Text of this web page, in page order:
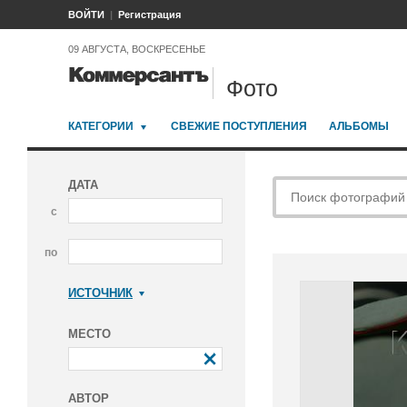
ВОЙТИ Регистрация
09 АВГУСТА, ВОСКРЕСЕНЬЕ
Фото
КАТЕГОРИИ СВЕЖИЕ ПОСТУПЛЕНИЯ АЛЬБОМЫ
ДАТА
с
по
ИСТОЧНИК
МЕСТО
АВТОР